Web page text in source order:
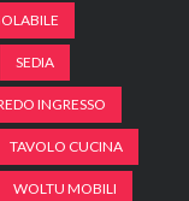
SEDIA
INGRESSO
TAVOLO CUCINA
WOLTU MOBILI